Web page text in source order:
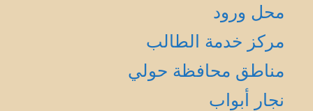
محل ورود
مركز خدمة الطالب
مناطق محافظة حولي
نجار أبواب